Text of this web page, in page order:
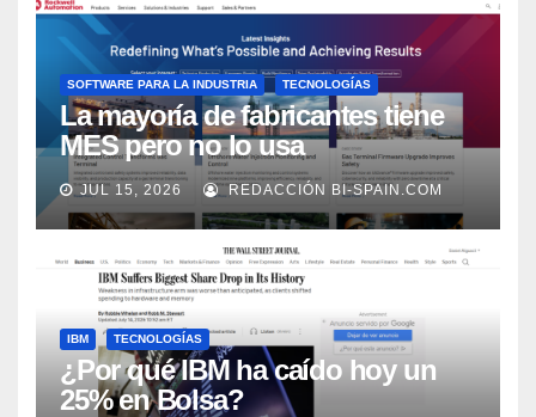
SOFTWARE PARA LA INDUSTRIA TECNOLOGÍAS
La mayoría de fabricantes tiene
MES pero no lo usa
adecuadamente, según Rockwell
Automation
JUL 15, 2026 REDACCIÓN BI-SPAIN.COM
IBM TECNOLOGÍAS
¿Por qué IBM ha caído hoy un
25% en Bolsa?